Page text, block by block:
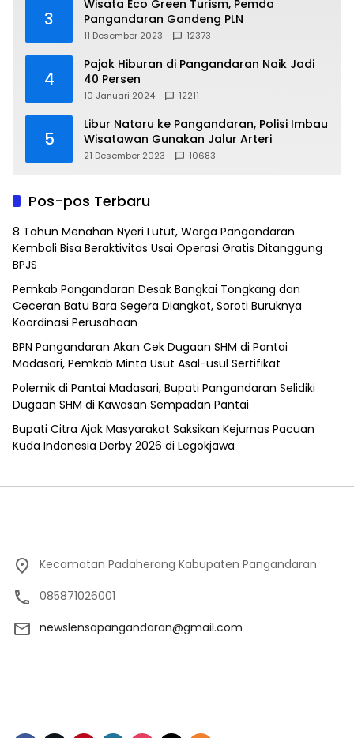
3
Wisata Eco Green Turism, Pemda
Pangandaran Gandeng PLN
11 Desember 2023 12373
4
Pajak Hiburan di Pangandaran Naik Jadi
40 Persen
10 Januari 2024 12211
5
Libur Nataru ke Pangandaran, Polisi Imbau
Wisatawan Gunakan Jalur Arteri
21 Desember 2023 10683
Pos-pos Terbaru
8 Tahun Menahan Nyeri Lutut, Warga Pangandaran
Kembali Bisa Beraktivitas Usai Operasi Gratis Ditanggung
BPJS
Pemkab Pangandaran Desak Bangkai Tongkang dan
Ceceran Batu Bara Segera Diangkat, Soroti Buruknya
Koordinasi Perusahaan
BPN Pangandaran Akan Cek Dugaan SHM di Pantai
Madasari, Pemkab Minta Usut Asal-usul Sertifikat
Polemik di Pantai Madasari, Bupati Pangandaran Selidiki
Dugaan SHM di Kawasan Sempadan Pantai
Bupati Citra Ajak Masyarakat Saksikan Kejurnas Pacuan
Kuda Indonesia Derby 2026 di Legokjawa
Kecamatan Padaherang Kabupaten Pangandaran
085871026001
newslensapangandaran@gmail.com